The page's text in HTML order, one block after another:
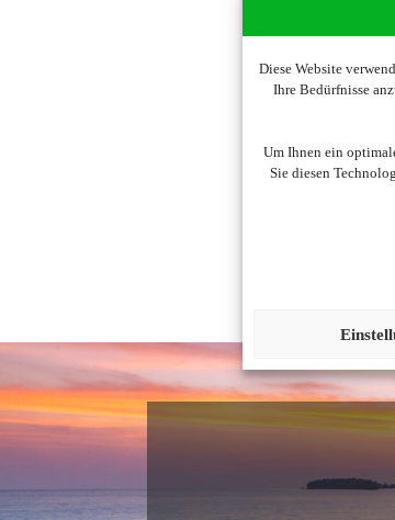
Diese Website
Ihre Bedürfnisse
Um Ihnen ein
Sie diesen
Um